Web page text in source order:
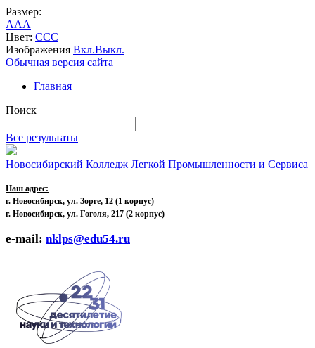
Размер:
AAA
Цвет: CCC
Изображения Вкл.Выкл.
Обычная версия сайта
Главная
Поиск
Все результаты
Новосибирский Колледж Легкой Промышленности и Сервиса
Наш адрес:
г. Новосибирск, ул. Зорге, 12 (1 корпус)
г. Новосибирск, ул. Гоголя, 217 (2 корпус)
e-mail: nklps@edu54.ru